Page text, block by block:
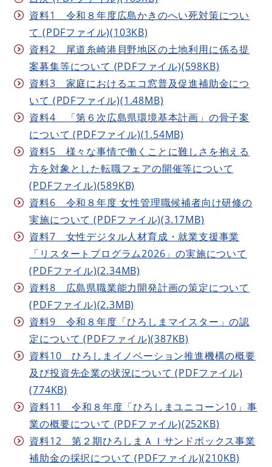
資料1 令和８年度広島かきのへい死対策につい
て (PDFファイル)(103KB)
資料2 尾道糸崎港貝野地区の土地利用に係る提
案募集等について (PDFファイル)(598KB)
資料3 家庭におけるエコ窓普及促進補助金につ
いて (PDFファイル)(1.48MB)
資料4 「第６次広島県環境基本計画」の骨子案
について (PDFファイル)(1.54MB)
資料5 様々な事情で働くことに難しさを抱える
方を対象とした転職フェアの開催等について
(PDFファイル)(589KB)
資料6 令和８年度 女性管理職候補者向け研修の
実施について (PDFファイル)(3.17MB)
資料7 女性デジタル人材育成・就業支援事業
「リスタートプログラム2026」の実施について
(PDFファイル)(2.34MB)
資料8 広島県職業能力開発計画の策定について
(PDFファイル)(2.3MB)
資料9 令和８年度「ひろしまマイスター」の認
定について (PDFファイル)(387KB)
資料10 ひろしまイノベーション推進機構の概要
及び投資先企業の状況について (PDFファイル)
(774KB)
資料11 令和８年度「ひろしまユニコーン10」事
業の概要について (PDFファイル)(252KB)
資料12 第２期ひろしまＡＩサンドボックス事業
補助金の採択について (PDFファイル)(210KB)